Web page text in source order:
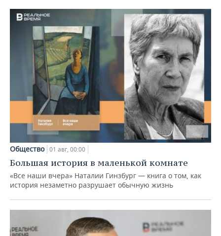
Общество 01 авг, 00:00
Большая история в маленькой комнате
«Все наши вчера» Наталии Гинзбург — книга о том, как
история незаметно разрушает обычную жизнь